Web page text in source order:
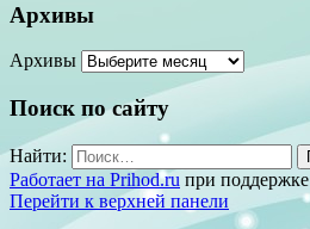
Архивы
Архивы
Поиск по сайту
Найти:
Работает на Prihod.ru при поддержке
Перейти к верхней панели